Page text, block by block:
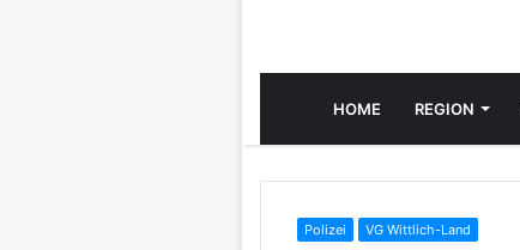
HOME REGION
Polizei VG Wittlich-Land